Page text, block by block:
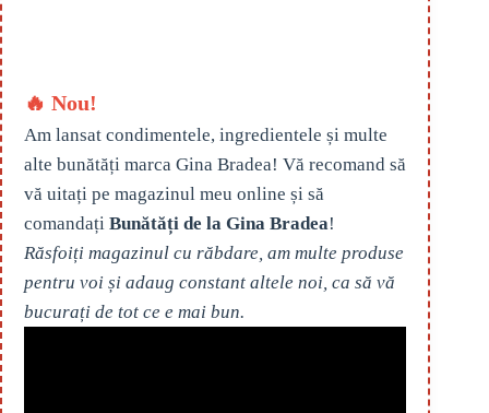
🔥 Nou!
Am lansat condimentele, ingredientele și multe
alte bunătăți marca Gina Bradea! Vă recomand să
vă uitați pe magazinul meu online și să
comandați Bunătăți de la Gina Bradea!
Răsfoiți magazinul cu răbdare, am multe produse
pentru voi și adaug constant altele noi, ca să vă
bucurați de tot ce e mai bun.